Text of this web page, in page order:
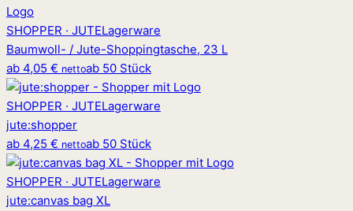
SHOPPER · JUTELagerware
Baumwoll- / Jute-Shoppingtasche, 23 L
ab 4,05 € nettoab 50 Stück
SHOPPER · JUTELagerware
jute:shopper
ab 4,25 € nettoab 50 Stück
SHOPPER · JUTELagerware
jute:canvas bag XL